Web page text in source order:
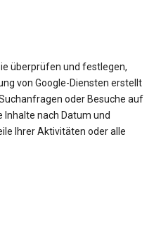
überprüfen und festlegen,
von Google-Diensten erstellt
oder Besuche auf
Inhalte nach Datum und
Ihrer Aktivitäten oder alle